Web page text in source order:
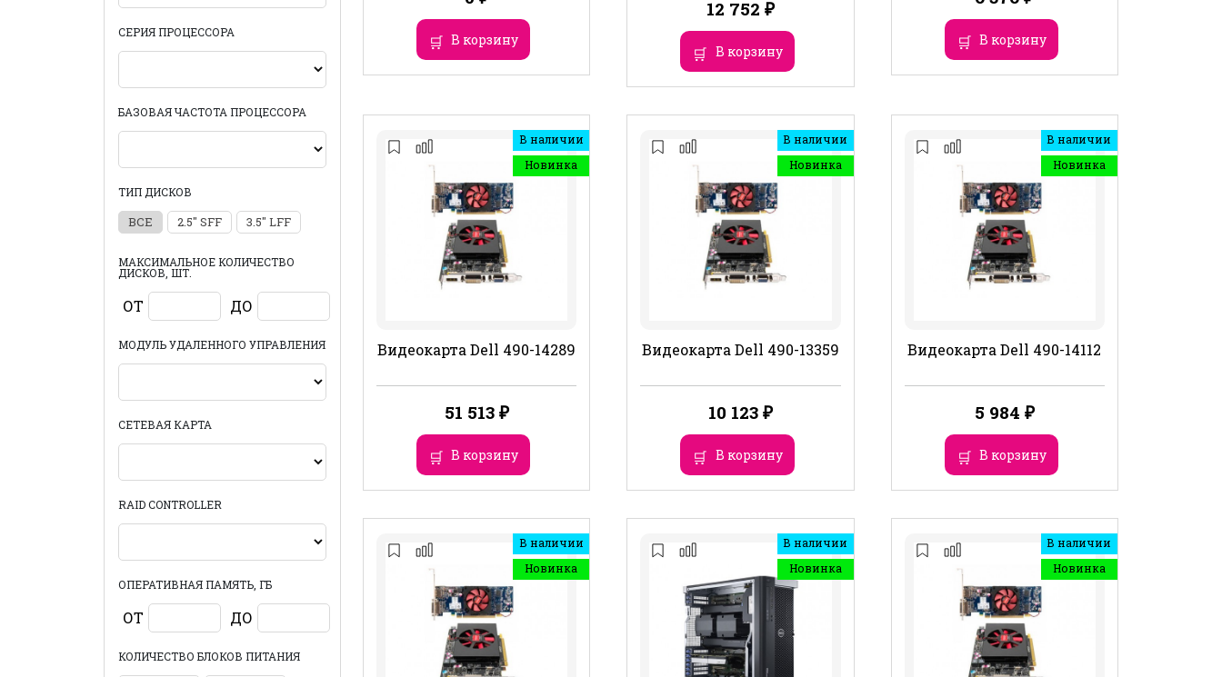
СЕРИЯ ПРОЦЕССОРА
БАЗОВАЯ ЧАСТОТА ПРОЦЕССОРА
ТИП ДИСКОВ
ВСЕ 2.5" SFF 3.5" LFF
МАКСИМАЛЬНОЕ КОЛИЧЕСТВО
ДИСКОВ, ШТ.
ОТ ДО
МОДУЛЬ УДАЛЕННОГО УПРАВЛЕНИЯ
СЕТЕВАЯ КАРТА
RAID CONTROLLER
ОПЕРАТИВНАЯ ПАМЯТЬ, ГБ
ОТ ДО
КОЛИЧЕСТВО БЛОКОВ ПИТАНИЯ
В корзину
12 752 ₽
В корзину
В корзину
В наличии
Новинка
Видеокарта Dell 490-14289
51 513 ₽
В корзину
В наличии
Новинка
Видеокарта Dell 490-13359
10 123 ₽
В корзину
В наличии
Новинка
Видеокарта Dell 490-14112
5 984 ₽
В корзину
В наличии
Новинка
В наличии
Новинка
В наличии
Новинка